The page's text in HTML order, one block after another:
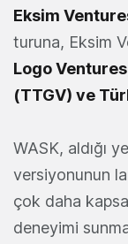
Eksim
turuna, Eksim
Logo
(TTGV) ve
WASK, aldığı
versiyonunun
çok daha
deneyimi